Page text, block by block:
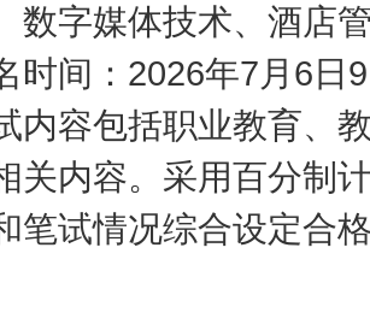
数字媒体技术、酒店
时间：2026年7月6
内容包括职业教育、
关内容。采用百分制
笔试情况综合设定合